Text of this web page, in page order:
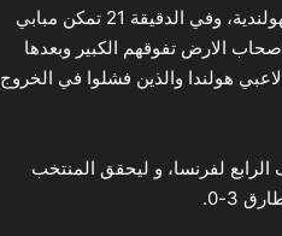
وبدوره تألق الدفاع الفرنسي بشكل كبير حيث اوقفوا خطورة لاعبي الطواحين الهولندية، وفي الدقيقة 21 تمكن مبابي
الارض تفوقهم الكبير وبعدها
هولندا والذين فشلوا في الخروج
الدقيقة 89 ليضيف مبابي الهدف الرابع لفرنسا، و ليحقق المنتخب
3-0.